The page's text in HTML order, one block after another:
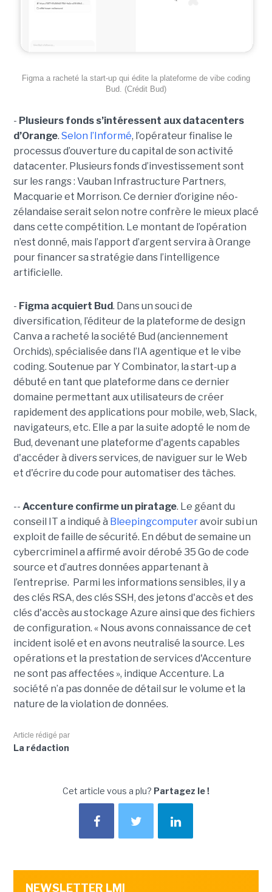
Figma a racheté la start-up qui édite la plateforme de vibe coding
Bud. (Crédit Bud)
- Plusieurs fonds s’intéressent aux datacenters
d’Orange. Selon l’Informé, l’opérateur finalise le
processus d’ouverture du capital de son activité
datacenter. Plusieurs fonds d’investissement sont
sur les rangs : Vauban Infrastructure Partners,
Macquarie et Morrison. Ce dernier d’origine néo-
zélandaise serait selon notre confrère le mieux placé
dans cette compétition. Le montant de l’opération
n’est donné, mais l’apport d’argent servira à Orange
pour financer sa stratégie dans l’intelligence
artificielle.
- Figma acquiert Bud. Dans un souci de
diversification, l’éditeur de la plateforme de design
Canva a racheté la société Bud (anciennement
Orchids), spécialisée dans l’IA agentique et le vibe
coding. Soutenue par Y Combinator, la start-up a
débuté en tant que plateforme dans ce dernier
domaine permettant aux utilisateurs de créer
rapidement des applications pour mobile, web, Slack,
navigateurs, etc. Elle a par la suite adopté le nom de
Bud, devenant une plateforme d'agents capables
d'accéder à divers services, de naviguer sur le Web
et d'écrire du code pour automatiser des tâches.
-- Accenture confirme un piratage. Le géant du
conseil IT a indiqué à Bleepingcomputeravoir subi un
exploit de faille de sécurité. En début de semaine un
cybercriminel a affirmé avoir dérobé 35 Go de code
source et d’autres données appartenant à
l’entreprise. Parmi les informations sensibles, il y a
des clés RSA, des clés SSH, des jetons d'accès et des
clés d'accès au stockage Azure ainsi que des fichiers
de configuration. « Nous avons connaissance de cet
incident isolé et en avons neutralisé la source. Les
opérations et la prestation de services d'Accenture
ne sont pas affectées », indique Accenture. La
société n’a pas donnée de détail sur le volume et la
nature de la violation de données.
Article rédigé par
La rédaction
Cet article vous a plu? Partagez le !
NEWSLETTER LMI